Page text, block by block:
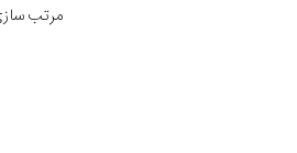
مرتب